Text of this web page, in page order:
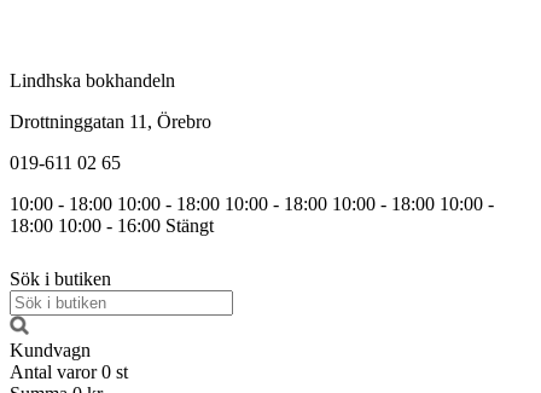
Lindhska bokhandeln
Drottninggatan 11, Örebro
019-611 02 65
10:00 - 18:00 10:00 - 18:00 10:00 - 18:00 10:00 - 18:00 10:00 -
18:00 10:00 - 16:00 Stängt
Sök i butiken
Kundvagn
Antal varor 0 st